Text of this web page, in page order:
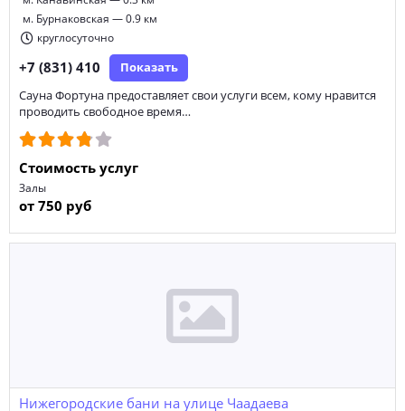
м. Бурнаковская — 0.9 км
круглосуточно
+7 (831) 410 Показать
Сауна Фортуна предоставляет свои услуги всем, кому нравится
проводить свободное время…
Стоимость услуг
Залы
от 750 руб
Нижегородские бани на улице Чаадаева